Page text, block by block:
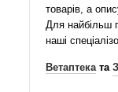
товарів, а
Для найбільш
наші
Ветаптеката